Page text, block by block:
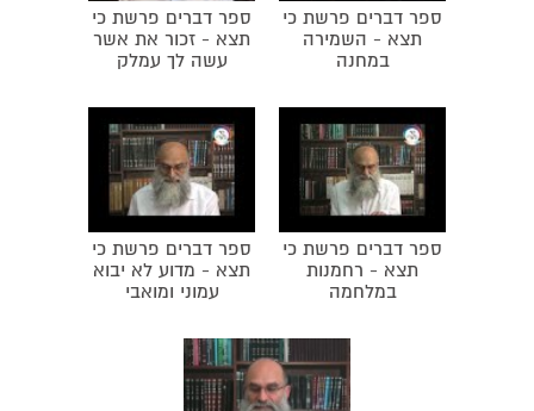
ספר דברים פרשת כי
תצא - השמירה
במחנה
ספר דברים פרשת כי
תצא - זכור את אשר
עשה לך עמלק
ספר דברים פרשת כי
תצא - רחמנות
במלחמה
ספר דברים פרשת כי
תצא - מדוע לא יבוא
עמוני ומואבי